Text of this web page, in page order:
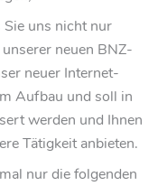
uns nicht nur
neuen BNZ-
neuer Internet-
Aufbau und soll in
werden und Ihnen
Tätigkeit anbieten.
nur die folgenden